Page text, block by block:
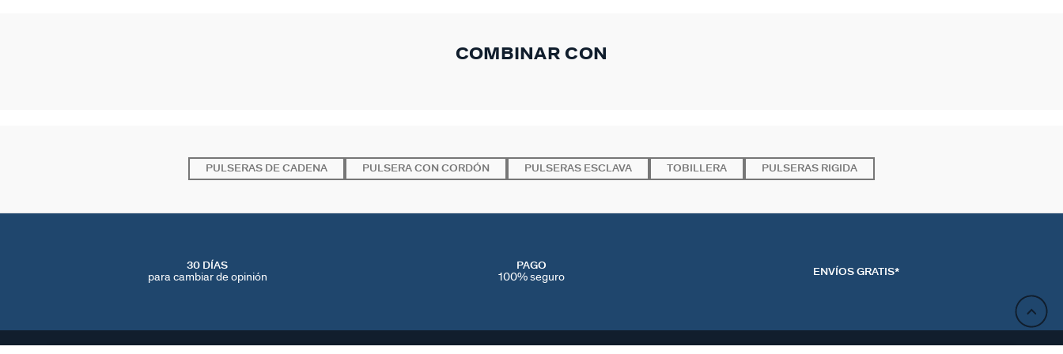
COMBINAR CON
PULSERAS DE CADENA PULSERA CON CORDÓN PULSERAS ESCLAVA TOBILLERA PULSERAS RIGIDA
30 DÍAS
para cambiar de opinión
PAGO
100% seguro ENVÍOS GRATIS*